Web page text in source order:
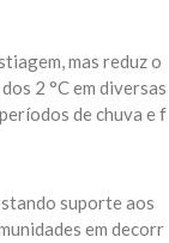
mas reduz o
2 °C em diversas
de chuva e f
suporte aos
em decorr